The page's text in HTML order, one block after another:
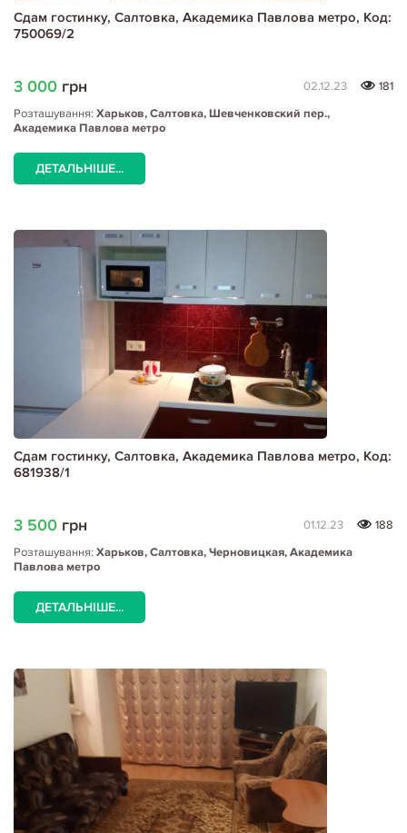
Сдам гостинку, Салтовка, Академика Павлова метро, Код:
750069/2
3 000 грн 02.12.23
181
Розташування: Харьков, Салтовка, Шевченковский пер.,
Академика Павлова метро
ДЕТАЛЬНІШЕ...
Сдам гостинку, Салтовка, Академика Павлова метро, Код:
681938/1
3 500 грн 01.12.23
188
Розташування: Харьков, Салтовка, Черновицкая, Академика
Павлова метро
ДЕТАЛЬНІШЕ...